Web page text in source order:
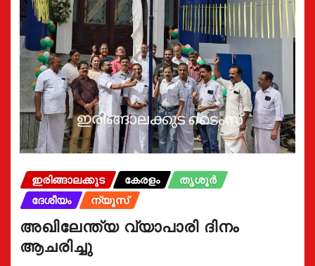
ഇരിങ്ങാലക്കുട കേരളം
തൃശൂർ
ദേശീയം
ന്യൂസ്
അഖിലേന്ത്യ വ്യാപാരി ദിനം
ആചരിച്ചു